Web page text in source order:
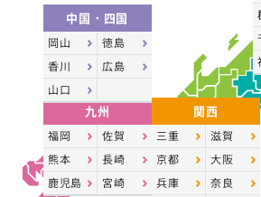
関西
三重
滋賀
京都
大阪
兵庫
奈良
中国・四国
岡山
徳島
香川
広島
山口
九州
福岡
佐賀
熊本
長崎
鹿児島
宮崎